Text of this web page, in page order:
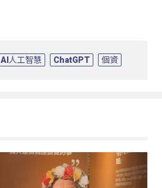
AI人工智慧 ChatGPT 個資